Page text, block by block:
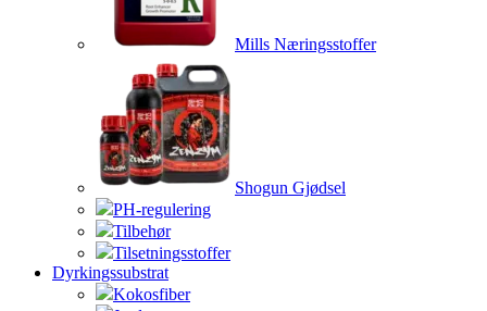
Mills Næringsstoffer
Shogun Gjødsel
PH-regulering
Tilbehør
Tilsetningsstoffer
Dyrkingssubstrat
Kokosfiber